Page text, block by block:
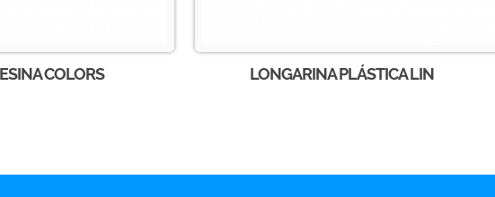
COLORS LONGARINA PLÁSTICA LIN